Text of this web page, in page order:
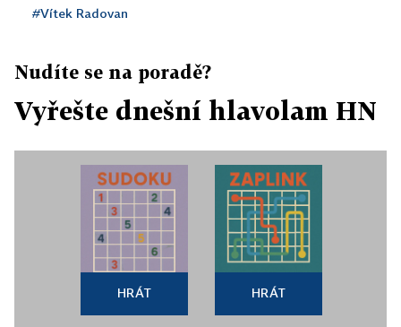
#Vítek Radovan
Nudíte se na poradě?
Vyřešte dnešní hlavolam HN
HRÁT HRÁT